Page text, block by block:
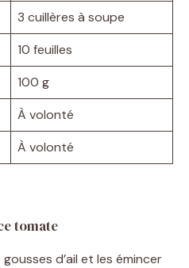
3 cuillères à soupe
10 feuilles
100 g
À volonté
À volonté
tomate
d’ail et les émincer